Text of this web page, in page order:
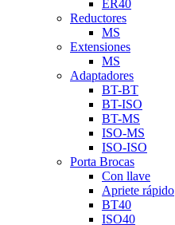
ER40
Reductores
MS
Extensiones
MS
Adaptadores
BT-BT
BT-ISO
BT-MS
ISO-MS
ISO-ISO
Porta Brocas
Con llave
Apriete rápido
BT40
ISO40